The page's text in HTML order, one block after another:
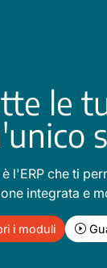
le
l'ERP che ti
integrata e
i moduli